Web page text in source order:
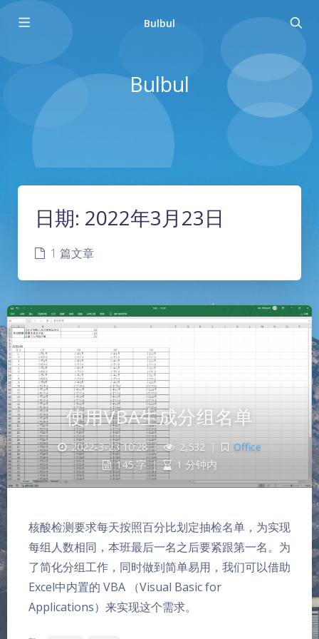
Bulbul
Bulbul
夜间模式
日期: 2022年3月23日
1 篇文章
使用VBA生成分组名单
2022-3-23 10:28 | 2,532 |
Office
145 字 | 1 分钟内
核酸检测要求每天按照百分比划定抽检名单，为实现
每组人数相同，本班最后一名之后要紧跟第一名。为
了简化分组工作，同时做到简单易用，我们可以借助
Excel中内置的 VBA （Visual Basic for
Applications）来实现这个需求。